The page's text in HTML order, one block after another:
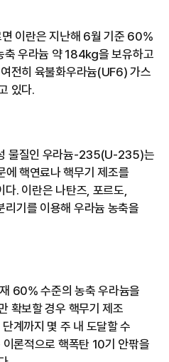
이란은 지난해 6월 기준 60%
우라늄 약 184㎏을 보유하고
전히 육불화우라늄(UF6) 가스
있다.
물질인 우라늄-235(U-235)는
에 핵연료나 핵무기 제조를
다. 이란은 나탄즈, 포르도,
리기를 이용해 우라늄 농축을
60% 수준의 농축 우라늄을
확보할 경우 핵무기 제조
계까지 몇 주 내 도달할 수
론적으로 핵폭탄 10기 안팎을